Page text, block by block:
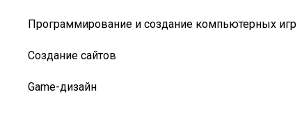
Программирование и создание компьютерных игр
Создание сайтов
Game-дизайн